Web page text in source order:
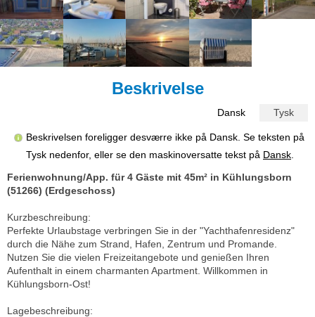
Beskrivelse
Dansk Tysk
Beskrivelsen foreligger desværre ikke på Dansk. Se teksten på
Tysk nedenfor, eller se den maskinoversatte tekst på Dansk
Ferienwohnung/App. für 4 Gäste mit 45m² in Kühlungsborn
(51266) (Erdgeschoss)
Kurzbeschreibung:
Perfekte Urlaubstage verbringen Sie in der "Yachthafenresidenz"
durch die Nähe zum Strand, Hafen, Zentrum und Promande.
Nutzen Sie die vielen Freizeitangebote und genießen Ihren
Aufenthalt in einem charmanten Apartment. Willkommen in
Kühlungsborn-Ost!
Lagebeschreibung: